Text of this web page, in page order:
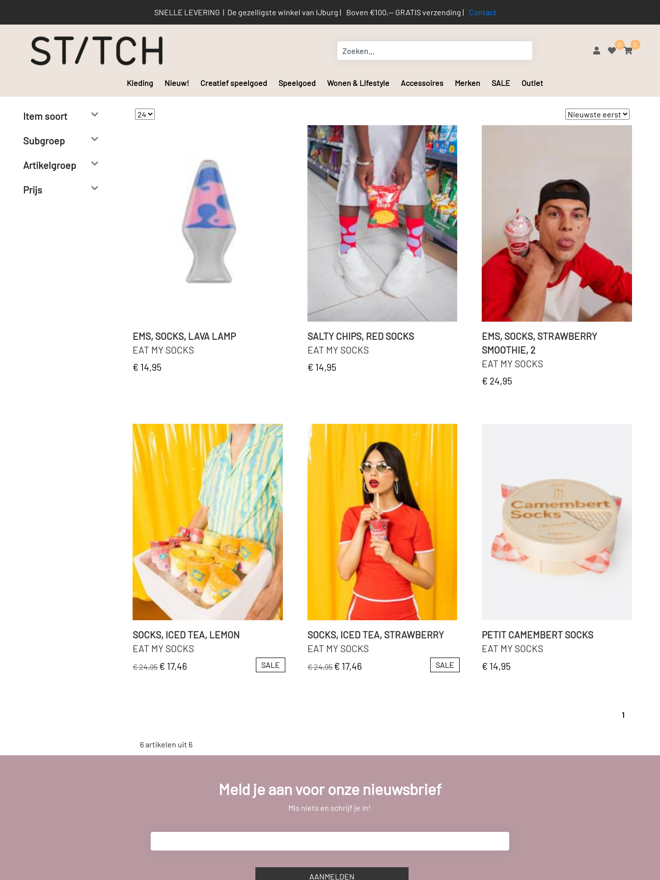
SNELLE LEVERING | De gezelligste winkel van IJburg | Boven €100,-- GRATIS verzending | Contact
0 0
Kleding Nieuw! Creatief speelgoed Speelgoed Wonen & Lifestyle Accessoires Merken SALE Outlet
Item soort
Subgroep
Artikelgroep
Prijs
EMS, SOCKS, LAVA LAMP
EAT MY SOCKS
€ 14,95
SALTY CHIPS, RED SOCKS
EAT MY SOCKS
€ 14,95
EMS, SOCKS, STRAWBERRY
SMOOTHIE, 2
EAT MY SOCKS
€ 24,95
SALE
SOCKS, ICED TEA, LEMON
EAT MY SOCKS
€ 24,95€ 17,46 SALE
SOCKS, ICED TEA, STRAWBERRY
EAT MY SOCKS
€ 24,95 € 17,46
PETIT CAMEMBERT SOCKS
EAT MY SOCKS
€ 14,95
1
6 artikelen uit 6
Meld je aan voor onze nieuwsbrief
Mis niets en schrijf je in!
AANMELDEN